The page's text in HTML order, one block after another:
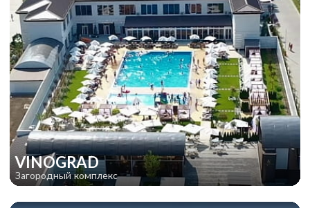
VINOGRAD
Загородный комплекс